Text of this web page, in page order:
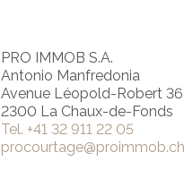
PRO IMMOB S.A.
Antonio Manfredonia
Avenue Léopold-Robert 36
2300 La Chaux-de-Fonds
Tel. +41 32 911 22 05
procourtage@proimmob.ch